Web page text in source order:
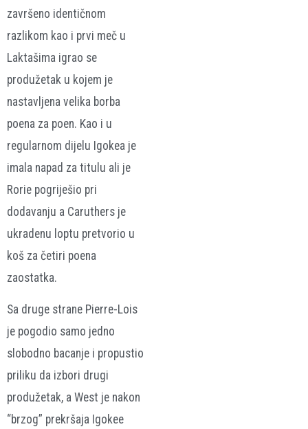
završeno identičnom
razlikom kao i prvi meč u
Laktašima igrao se
produžetak u kojem je
nastavljena velika borba
poena za poen. Kao i u
regularnom dijelu Igokea je
imala napad za titulu ali je
Rorie pogriješio pri
dodavanju a Caruthers je
ukradenu loptu pretvorio u
koš za četiri poena
zaostatka.
Sa druge strane Pierre-Lois
je pogodio samo jedno
slobodno bacanje i propustio
priliku da izbori drugi
produžetak, a West je nakon
“brzog” prekršaja Igokee